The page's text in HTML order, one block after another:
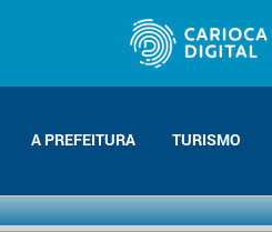
A PREFEITURA TURISMO